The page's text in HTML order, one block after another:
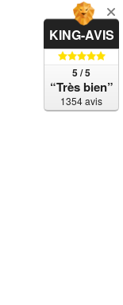
KING-AVIS
5 / 5
“Très bien”
1354 avis